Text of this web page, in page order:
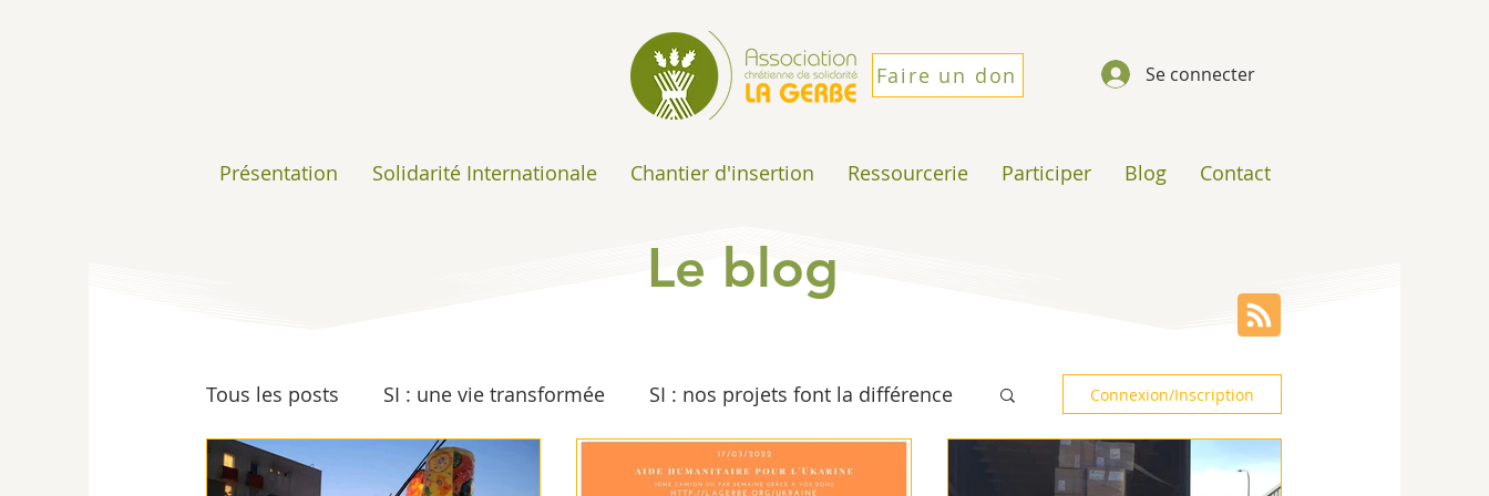
Se connecter
Faire un don
Présentation Solidarité Internationale Chantier d'insertion Ressourcerie Participer Blog Contact
Le blog
Tous les posts SI : une vie transformée SI : nos projets font la différence
Insertion Ressourcerie Solidarité Internationale Espérance
Connexion/Inscription